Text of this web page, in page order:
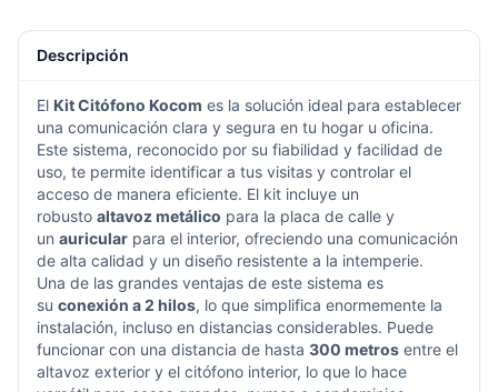
Descripción
El Kit Citófono Kocom es la solución ideal para establecer
una comunicación clara y segura en tu hogar u oficina.
Este sistema, reconocido por su fiabilidad y facilidad de
uso, te permite identificar a tus visitas y controlar el
acceso de manera eficiente. El kit incluye un
robusto altavoz metálico para la placa de calle y
un auricular para el interior, ofreciendo una comunicación
de alta calidad y un diseño resistente a la intemperie.
Una de las grandes ventajas de este sistema es
su conexión a 2 hilos, lo que simplifica enormemente la
instalación, incluso en distancias considerables. Puede
funcionar con una distancia de hasta 300 metros entre el
altavoz exterior y el citófono interior, lo que lo hace